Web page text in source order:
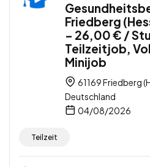
Friedberg
– 26,00 € /
Teilzeitjob,
Minijob
61169 Friedberg
Deutschland
04/08/2026
Teilzeit